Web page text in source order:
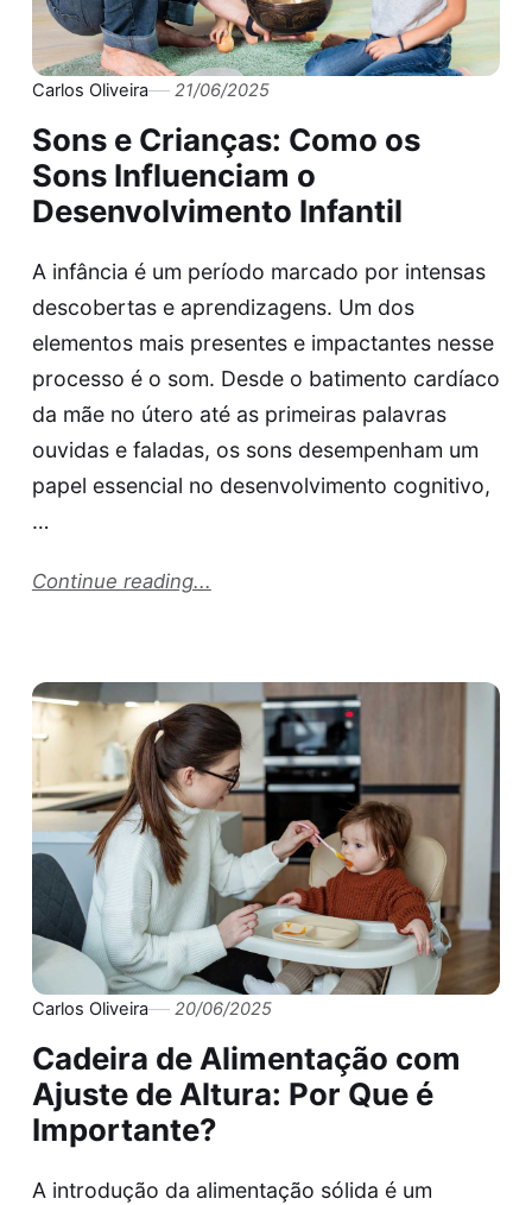
Carlos Oliveira 21/06/2025
Sons e Crianças: Como os
Sons Influenciam o
Desenvolvimento Infantil
A infância é um período marcado por intensas
descobertas e aprendizagens. Um dos
elementos mais presentes e impactantes nesse
processo é o som. Desde o batimento cardíaco
da mãe no útero até as primeiras palavras
ouvidas e faladas, os sons desempenham um
papel essencial no desenvolvimento cognitivo,
…
Continue reading...
Carlos Oliveira 20/06/2025
Cadeira de Alimentação com
Ajuste de Altura: Por Que é
Importante?
A introdução da alimentação sólida é um